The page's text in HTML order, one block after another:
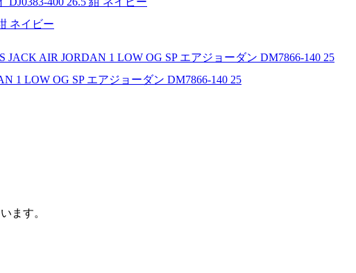
ネイビー
1 LOW OG SP エアジョーダン DM7866-140 25
ます。